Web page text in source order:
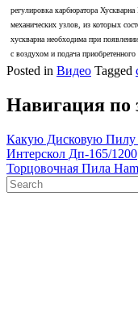
регулировка карбюратора
механических узлов, из которых
хускварна необходима при
с воздухом и подача приобретенного
Posted in Видео Tagged
Навигация по
Какую Дисковую Пилу
Интерскол Дп-165/1200
Торцовочная Пила